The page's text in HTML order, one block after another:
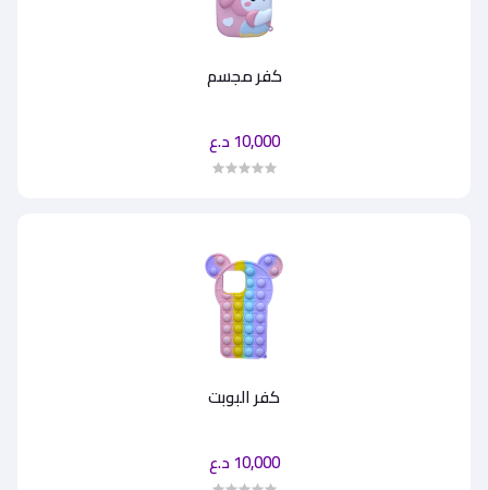
كفر مجسم
10,000 د.ع
كفر البوبت
10,000 د.ع